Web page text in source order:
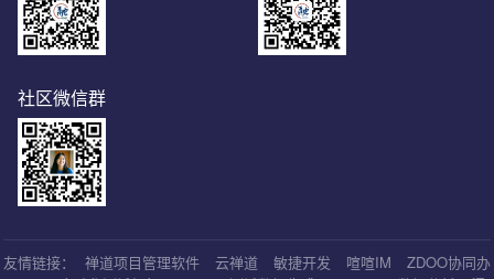
社区微信群
友情链接： 禅道项目管理软件 云禅道 敏捷开发 喧喧IM
ZDOO协同办